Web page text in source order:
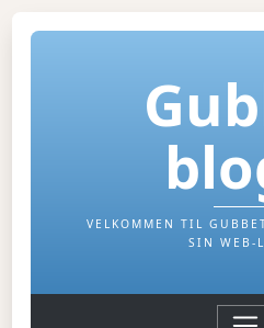
VELKOMMEN TIL
SIN WEB-